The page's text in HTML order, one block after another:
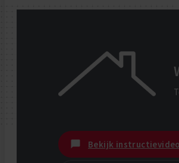
Bekijk instructievideo